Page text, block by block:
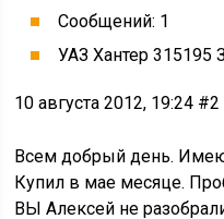
Сообщений: 1
УАЗ Хантер 315195
10 августа 2012, 19:24 #2
Всем добрый день. Имею
Купил в мае месяце.
ВЫ Алексей не